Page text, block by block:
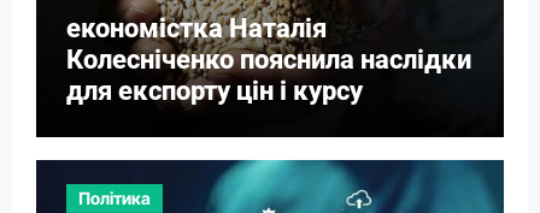
економістка Наталія
Колесніченко пояснила наслідки
для експорту цін і курсу
Політика